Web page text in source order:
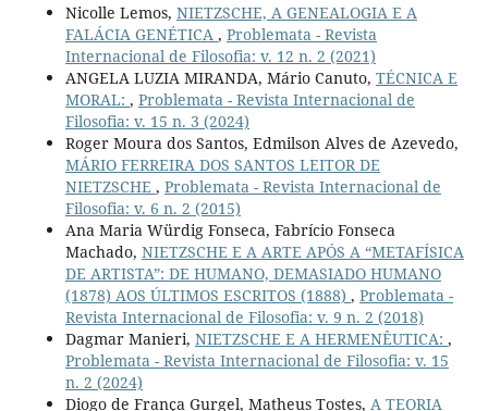
Nicolle Lemos, NIETZSCHE, A GENEALOGIA E A
FALÁCIA GENÉTICA , Problemata - Revista
Internacional de Filosofia: v. 12 n. 2 (2021)
ANGELA LUZIA MIRANDA, Mário Canuto, TÉCNICA E
MORAL: , Problemata - Revista Internacional de
Filosofia: v. 15 n. 3 (2024)
Roger Moura dos Santos, Edmilson Alves de Azevedo,
MÁRIO FERREIRA DOS SANTOS LEITOR DE
NIETZSCHE , Problemata - Revista Internacional de
Filosofia: v. 6 n. 2 (2015)
Ana Maria Würdig Fonseca, Fabrício Fonseca
Machado, NIETZSCHE E A ARTE APÓS A “METAFÍSICA
DE ARTISTA”: DE HUMANO, DEMASIADO HUMANO
(1878) AOS ÚLTIMOS ESCRITOS (1888) , Problemata -
Revista Internacional de Filosofia: v. 9 n. 2 (2018)
Dagmar Manieri, NIETZSCHE E A HERMENÊUTICA: ,
Problemata - Revista Internacional de Filosofia: v. 15
n. 2 (2024)
Diogo de França Gurgel, Matheus Tostes, A TEORIA